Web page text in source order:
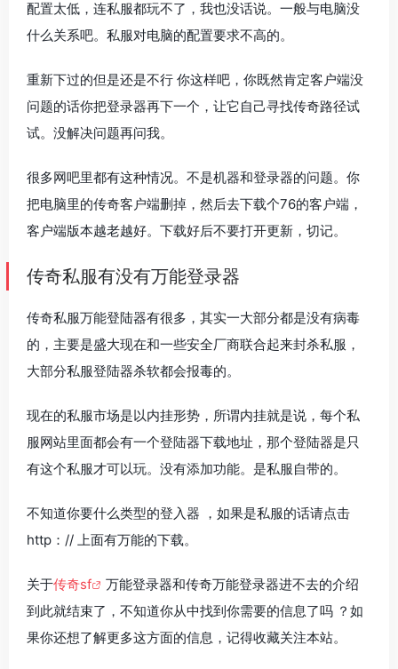
配置太低，连私服都玩不了，我也没话说。一般与电脑没
什么关系吧。私服对电脑的配置要求不高的。
重新下过的但是还是不行 你这样吧，你既然肯定客户端没
问题的话你把登录器再下一个，让它自己寻找传奇路径试
试。没解决问题再问我。
很多网吧里都有这种情况。不是机器和登录器的问题。你
把电脑里的传奇客户端删掉，然后去下载个76的客户端，
客户端版本越老越好。下载好后不要打开更新，切记。
传奇私服有没有万能登录器
传奇私服万能登陆器有很多，其实一大部分都是没有病毒
的，主要是盛大现在和一些安全厂商联合起来封杀私服，
大部分私服登陆器杀软都会报毒的。
现在的私服市场是以内挂形势，所谓内挂就是说，每个私
服网站里面都会有一个登陆器下载地址，那个登陆器是只
有这个私服才可以玩。没有添加功能。是私服自带的。
不知道你要什么类型的登入器 ，如果是私服的话请点击
http：// 上面有万能的下载。
关于传奇sf
万能登录器和传奇万能登录器进不去的介绍
到此就结束了，不知道你从中找到你需要的信息了吗 ？如
果你还想了解更多这方面的信息，记得收藏关注本站。